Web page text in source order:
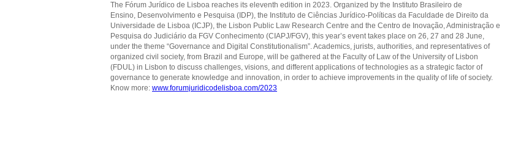
The Fórum Jurídico de Lisboa reaches its eleventh edition in 2023. Organized by the Instituto Brasileiro de
Ensino, Desenvolvimento e Pesquisa (IDP), the Instituto de Ciências Jurídico-Políticas da Faculdade de Direito da
Universidade de Lisboa (ICJP), the Lisbon Public Law Research Centre and the Centro de Inovação, Administração e
Pesquisa do Judiciário da FGV Conhecimento (CIAPJ/FGV), this year’s event takes place on 26, 27 and 28 June,
under the theme “Governance and Digital Constitutionalism”. Academics, jurists, authorities, and representatives of
organized civil society, from Brazil and Europe, will be gathered at the Faculty of Law of the University of Lisbon
(FDUL) in Lisbon to discuss challenges, visions, and different applications of technologies as a strategic factor of
governance to generate knowledge and innovation, in order to achieve improvements in the quality of life of society.
Know more: www.forumjuridicodelisboa.com/2023